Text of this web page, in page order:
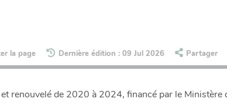
la page Dernière édition : 09 Jul 2026 Partager
renouvelé de 2020 à 2024, financé par le Ministère